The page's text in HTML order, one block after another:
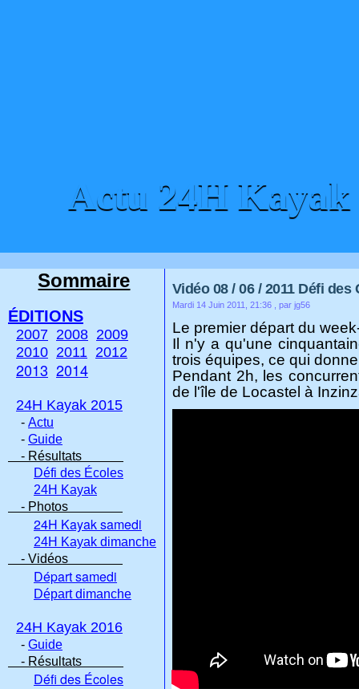
Actu 24H Kayak
Vidéo 08 / 06 / 2011 Défi
Mardi 14 Juin 2011, 21:36 , par jg56
Le premier départ du
Il n'y a qu'une
trois équipes, ce qui
Pendant 2h, les
de l'île de Locastel à
Sommaire
ÉDITIONS
2007 2008 2009
2010 2011 2012
2013 2014
24H Kayak 2015
- Actu
- Guide
- Résultats
Défi des Écoles
24H Kayak
- Photos
24H Kayak samedi
24H Kayak dimanche
- Vidéos
Départ samedi
Départ dimanche
24H Kayak 2016
- Guide
- Résultats
Défi des Écoles